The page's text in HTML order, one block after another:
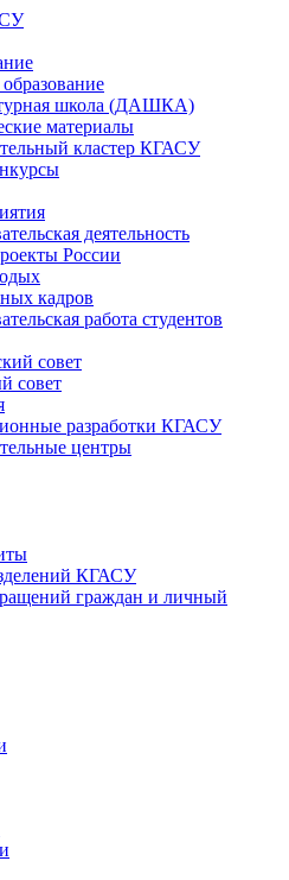
школа (ДАШКА)
материалы
кластер КГАСУ
деятельность
России
кадров
работа студентов
совет
совет
разработки КГАСУ
центры
КГАСУ
граждан и личный